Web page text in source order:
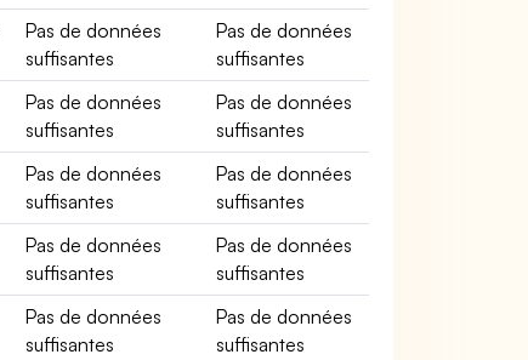
Pas de données
suffisantes
Pas de données
suffisantes
Pas de données
suffisantes
Pas de données
suffisantes
Pas de données
suffisantes
Pas de données
suffisantes
Pas de données
suffisantes
Pas de données
suffisantes
Pas de données
suffisantes
Pas de données
suffisantes